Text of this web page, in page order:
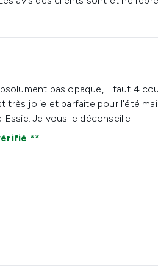
pas opaque, il faut 4
très jolie et parfaite pour l'été
Je vous le déconseille !